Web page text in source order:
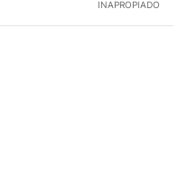
INAPROPIADO